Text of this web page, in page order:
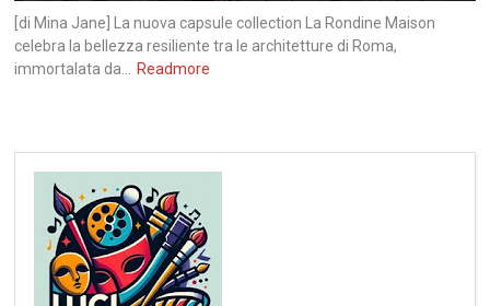
[di Mina Jane] La nuova capsule collection La Rondine Maison
celebra la bellezza resiliente tra le architetture di Roma,
immortalata da...
Readmore